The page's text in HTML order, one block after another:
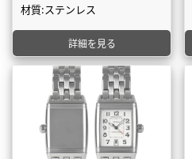
材質:ステンレス
詳細を見る